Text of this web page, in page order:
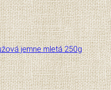
jemne mletá 250g